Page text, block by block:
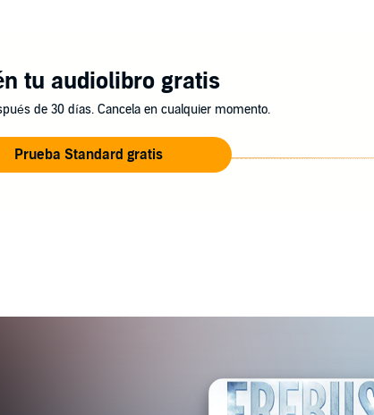
tu audiolibro gratis
de 30 días. Cancela en cualquier momento.
Prueba Standard gratis